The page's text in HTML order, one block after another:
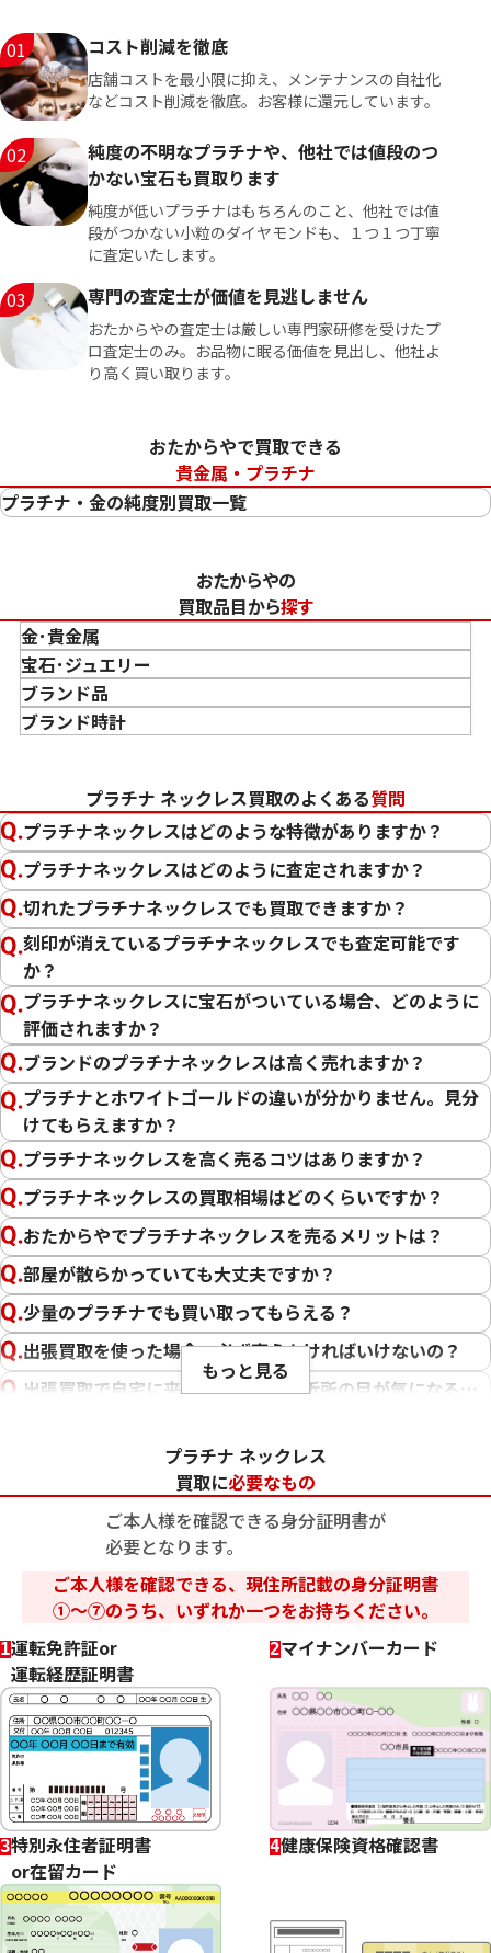
01 コスト削減を徹底
店舗コストを最小限に抑え、メンテナンスの自社化
などコスト削減を徹底。お客様に還元しています。
02
純度の不明なプラチナや、他社では値段のつ
かない宝石も買取ります
純度が低いプラチナはもちろんのこと、他社では値
段がつかない小粒のダイヤモンドも、１つ１つ丁寧
に査定いたします。
03 専門の査定士が価値を見逃しません
おたからやの査定士は厳しい専門家研修を受けたプ
ロ査定士のみ。お品物に眠る価値を見出し、他社よ
り高く買い取ります。
おたからやで買取できる
貴金属・プラチナ
プラチナ・金の純度別買取一覧
プラチナ(Pt900)の買取と相場情報
プラチナ(Pt850)の買取と相場情報
プラチナ(Pt&Pm)の買取と相場情報
24金(K24・純金)の買取と相場情報
23金(K23)の買取と相場情報
22金(K22)の買取と相場情報
20金(K20)の買取と相場情報
18金(K18)の買取と相場情報
17金(K17)の買取と相場情報
14金(K14)の買取と相場情報
12金(K12)の買取と相場情報
10金(K10)の買取と相場情報
9金(K9)の買取と相場情報
8金(K8)の買取と相場情報
7金(K7)の買取と相場情報
5金(K5)の買取と相場情報
おたからやの
買取品目から探す
金･貴金属
金 買取
金のインゴット 買取
金のアクセサリー 買取
金のブレスレット 買取
金のブローチ 買取
金のペンダントトップ 買取
金の仏像 買取
金杯 買取
金歯 買取
金貨･銀貨 買取
大判･小判 買取
イエローゴールド 買取
ピンクゴールド 買取
ホワイトゴールド 買取
金コンビ 買取
プラチナ 買取
プラチナインゴット 買取
Pt1000 買取
Pt950 買取
Pt900 買取
Pt850 買取
Pt&Pm 買取
銀･シルバー 買取
パラジウム 買取
宝石･ジュエリー
宝石･ジュエリー買取
ダイヤモンド 買取
サファイア 買取
オパール 買取
トルマリン 買取
翡翠 買取
パライバトルマリン 買取
パール 買取
ブランド品
バッグ･小物 買取
ルイ･ヴィトン 買取
カルティエ 買取
ティファニー 買取
ブルガリ 買取
ハリー･ウィンストン 買取
ヴァンクリーフ&
アーペル 買取
グッチ 買取
ブシュロン 買取
ミキモト 買取
ショーメ 買取
買取可能な商品をもっと見る
ブランド時計
パテック
フィリップ 買取
オーデマピゲ 買取
カルティエ 買取
エルメス 買取
シャネル 買取
オメガ 買取
タグ・ホイヤー 買取
ブレゲ 買取
リシャール・ミル
買取
ブライトリング
買取
ヴァシュロン・コンスタンタン 買取
A. ランゲ&
ゾーネ 買取
パネライ 買取
ブルガリ 買取
フランク ミュラー 買取
IWC 買取
買取可能な商品をもっと見る
プラチナ ネックレス買取のよくある質問
プラチナネックレスはどのような特徴がありますか？
プラチナネックレスはどのように査定されますか？
切れたプラチナネックレスでも買取できますか？
刻印が消えているプラチナネックレスでも査定可能です
か？
プラチナネックレスに宝石がついている場合、どのように
評価されますか？
ブランドのプラチナネックレスは高く売れますか？
プラチナとホワイトゴールドの違いが分かりません。見分
けてもらえますか？
プラチナネックレスを高く売るコツはありますか？
プラチナネックレスの買取相場はどのくらいですか？
おたからやでプラチナネックレスを売るメリットは？
部屋が散らかっていても大丈夫ですか？
少量のプラチナでも買い取ってもらえる？
出張買取を使った場合、必ず売らなければいけないの？
出張買取で自宅に来てもらう場合、近所の目が気になる…
身分証明書はなぜ必要？
かなり年数のたったプラチナでも大丈夫？
壊れたプラチナ製品も買取してもらえますか？
インゴットは「刻印あり」「刻印なし」で買取価格が違っ
てきますか？
プラチナインゴットとプラチナアクセサリーでは査定額が
異なりますか？
チェーンが切れたネックレスなども買い取ってくれます
か？
傷や汚れは買取価格に影響しますか？
刻印のないプラチナ製品も査定できますか？
査定にはどれくらい時間がかかりますか？
貴金属はいつ売るのがポイント？日によって買取価格が違
うって本当ですか？
貴金属の売り時はいつですか？
もっと見る
プラチナ ネックレス
買取に必要なもの
ご本人様を確認できる身分証明書が
必要となります。
ご本人様を確認できる、現住所記載の身分証明書
①～⑦のうち、いずれか一つをお持ちください。
1運転免許証or
運転経歴証明書
2マイナンバーカード
3特別永住者証明書
or在留カード
4健康保険資格確認書